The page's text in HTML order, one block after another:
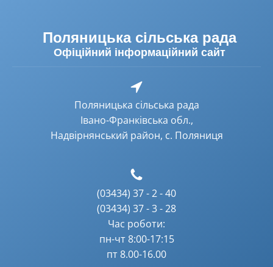
Поляницька сільська рада
Офіційний інформаційний сайт
Поляницька сільська рада
Івано-Франківська обл.,
Надвірнянський район, с. Поляниця
(03434) 37 - 2 - 40
(03434) 37 - 3 - 28
Час роботи:
пн-чт 8:00-17:15
пт 8.00-16.00